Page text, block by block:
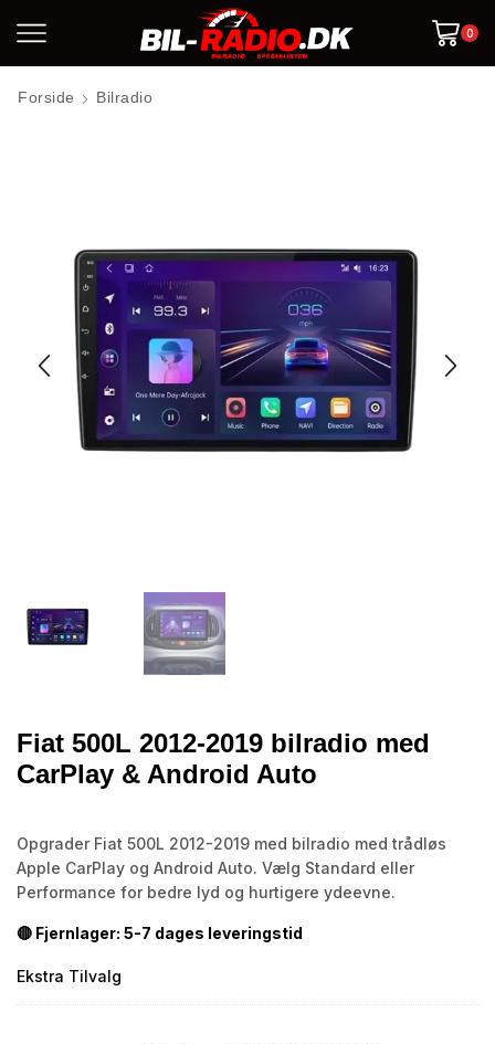
0
Forside Bilradio
Fiat 500L 2012-2019 bilradio med
CarPlay & Android Auto
Opgrader Fiat 500L 2012-2019 med bilradio med trådløs
Apple CarPlay og Android Auto. Vælg Standard eller
Performance for bedre lyd og hurtigere ydeevne.
🔴 Fjernlager: 5-7 dages leveringstid
Ekstra Tilvalg